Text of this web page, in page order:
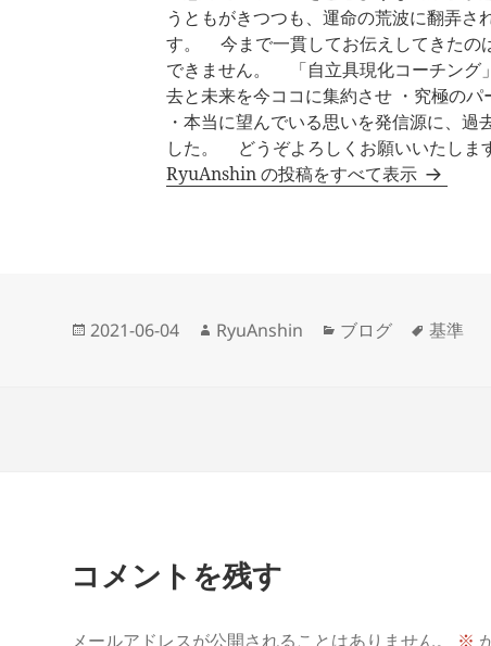
うともがきつつも、運命の荒波に翻弄さ
す。 今まで一貫してお伝えしてきたの
できません。 「自立具現化コーチング
去と未来を今ココに集約させ ・究極の
・本当に望んでいる思いを発信源に、過
した。 どうぞよろしくお願いいたしま
RyuAnshin の投稿をすべて表示
投
2021-06-04
作
RyuAnshin
カ
ブログ
タ
基準
コメントを残す
メールアドレスが公開されることはありません。 ※